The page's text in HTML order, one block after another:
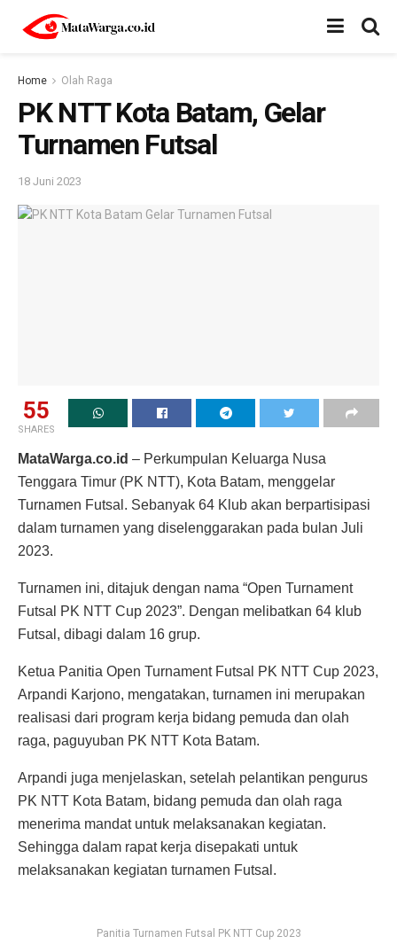
Home Olah Raga
PK NTT Kota Batam, Gelar
Turnamen Futsal
18 Juni 2023
55
SHARES
MataWarga.co.id – Perkumpulan Keluarga Nusa
Tenggara Timur (PK NTT), Kota Batam, menggelar
Turnamen Futsal. Sebanyak 64 Klub akan berpartisipasi
dalam turnamen yang diselenggarakan pada bulan Juli
2023.
Turnamen ini, ditajuk dengan nama “Open Turnament
Futsal PK NTT Cup 2023”. Dengan melibatkan 64 klub
Futsal, dibagi dalam 16 grup.
Ketua Panitia Open Turnament Futsal PK NTT Cup 2023,
Arpandi Karjono, mengatakan, turnamen ini merupakan
realisasi dari program kerja bidang pemuda dan olah
raga, paguyuban PK NTT Kota Batam.
Arpandi juga menjelaskan, setelah pelantikan pengurus
PK NTT Kota Batam, bidang pemuda dan olah raga
menerima mandat untuk melaksanakan kegiatan.
Sehingga dalam rapat kerja disepakati untuk
melaksanakan kegiatan turnamen Futsal.
Panitia Turnamen Futsal PK NTT Cup 2023